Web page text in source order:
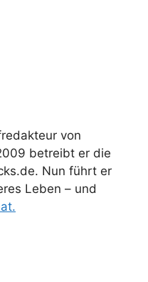
von
betreibt er die
Nun führt er
Leben – und